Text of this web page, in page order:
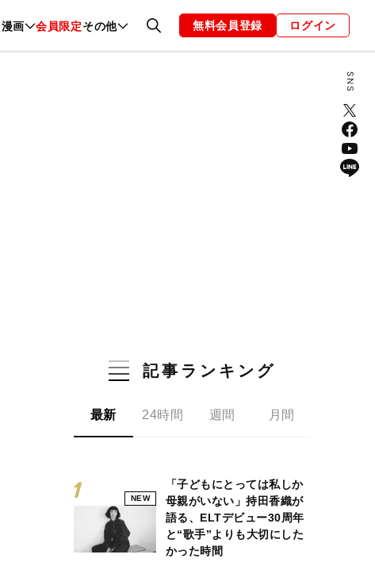
漫画 会員限定その他
ファッション 恋愛・結婚 編集部 お知らせ
無料会員登録 ログイン
記事ランキング
最新 24時間 週間 月間
NEW
「子どもにとっては私しか
母親がいない」持田香織が
語る、ELTデビュー30周年
と“歌手”よりも大切にした
かった時間